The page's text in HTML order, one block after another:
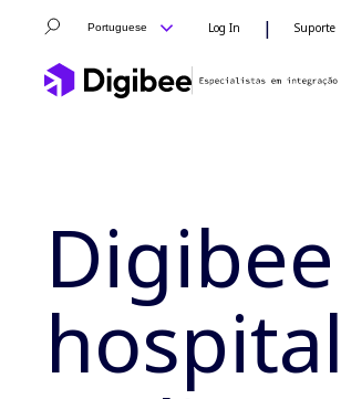
Portuguese Log In | Suporte